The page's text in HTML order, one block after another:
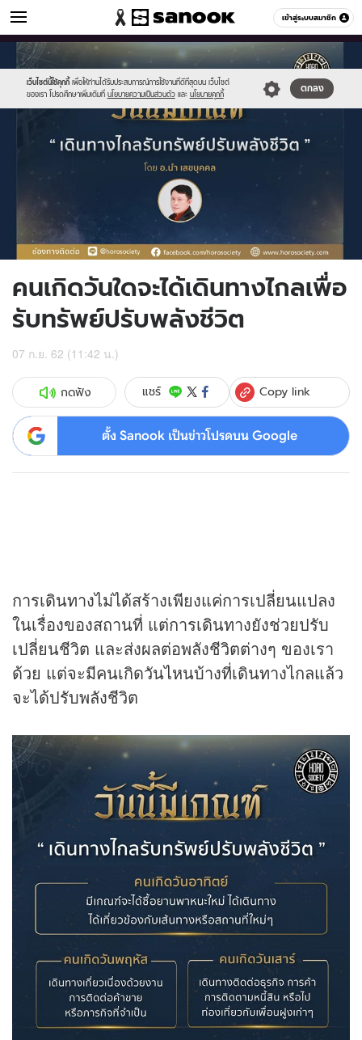
เข้าสู่ระบบสมาชิก
ดูดวง หมวดอื่นๆ
เว็บไซต์นี้ใช้คุกกี้ เพื่อให้ท่านได้รับประสบการณ์การใช้งานที่ดีที่สุดบน เว็บไซต์
ของเรา โปรดศึกษาเพิ่มเติมที่ นโยบายความเป็นส่วนตัว และ นโยบายคุกกี้
ตกลง
Sanook
//s.isanook.com/sr/0/images/logo-
new-
sanook.png
600
60
//s.isanook.com/ho/0/ud/33/167365/horo2.jpg
คนเกิดวันใดจะได้เดินทางไกลเพื่อ
รับทรัพย์ปรับพลังชีวิต
07 ก.ย. 62 (11:42 น.)
กดฟัง แชร์ Copy link
ตั้ง Sanook เป็นข่าวโปรดบน Google
การเดินทางไม่ได้สร้างเพียงแค่การเปลี่ยนแปลง
ในเรื่องของสถานที่ แต่การเดินทางยังช่วยปรับ
เปลี่ยนชีวิต และส่งผลต่อพลังชีวิตต่างๆ ของเรา
ด้วย แต่จะมีคนเกิดวันไหนบ้างที่เดินทางไกลแล้ว
จะได้ปรับพลังชีวิต